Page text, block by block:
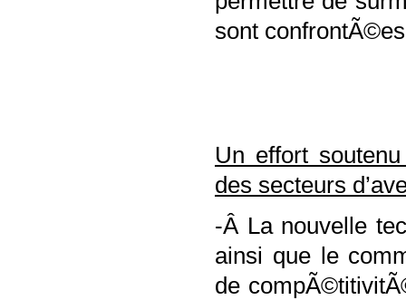
sont
Un effort
des secteurs
-Â La nouvelle
ainsi que le
de